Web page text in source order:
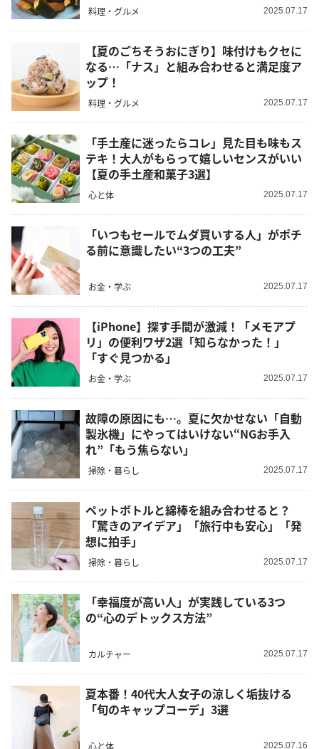
料理・グルメ 2025.07.17
【夏のごちそうおにぎり】味付けもクセに
なる…「ナス」と組み合わせると満足度ア
ップ！
料理・グルメ 2025.07.17
「手土産に迷ったらコレ」見た目も味もス
テキ！大人がもらって嬉しいセンスがいい
【夏の手土産和菓子3選】
心と体 2025.07.17
「いつもセールでムダ買いする人」がポチ
る前に意識したい“3つの工夫”
お金・学ぶ 2025.07.17
【iPhone】探す手間が激減！「メモアプ
リ」の便利ワザ2選「知らなかった！」
「すぐ見つかる」
お金・学ぶ 2025.07.17
故障の原因にも…。夏に欠かせない「自動
製氷機」にやってはいけない“NGお手入
れ”「もう焦らない」
掃除・暮らし 2025.07.17
ペットボトルと綿棒を組み合わせると？
「驚きのアイデア」「旅行中も安心」「発
想に拍手」
掃除・暮らし 2025.07.17
「幸福度が高い人」が実践している3つ
の“心のデトックス方法”
カルチャー 2025.07.17
夏本番！40代大人女子の涼しく垢抜ける
「旬のキャップコーデ」3選
心と体 2025.07.16